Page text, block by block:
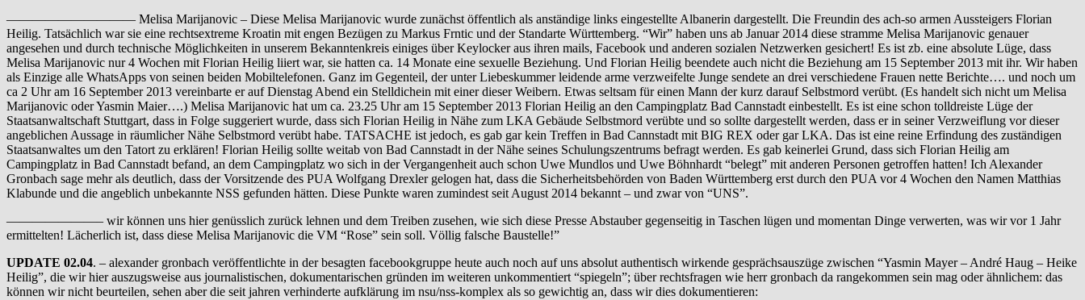
—————————— Melisa Marijanovic – Diese Melisa Marijanovic wurde zunächst öffentlich als anständige links eingestellte Albanerin dargestellt. Die Freundin des ach-so armen Aussteigers Florian
Heilig. Tatsächlich war sie eine rechtsextreme Kroatin mit engen Bezügen zu Markus Frntic und der Standarte Württemberg. “Wir” haben uns ab Januar 2014 diese stramme Melisa Marijanovic genauer
angesehen und durch technische Möglichkeiten in unserem Bekanntenkreis einiges über Keylocker aus ihren mails, Facebook und anderen sozialen Netzwerken gesichert! Es ist zb. eine absolute Lüge, dass
Melisa Marijanovic nur 4 Wochen mit Florian Heilig liiert war, sie hatten ca. 14 Monate eine sexuelle Beziehung. Und Florian Heilig beendete auch nicht die Beziehung am 15 September 2013 mit ihr. Wir haben
als Einzige alle WhatsApps von seinen beiden Mobiltelefonen. Ganz im Gegenteil, der unter Liebeskummer leidende arme verzweifelte Junge sendete an drei verschiedene Frauen nette Berichte…. und noch um
ca 2 Uhr am 16 September 2013 vereinbarte er auf Dienstag Abend ein Stelldichein mit einer dieser Weibern. Etwas seltsam für einen Mann der kurz darauf Selbstmord verübt. (Es handelt sich nicht um Melisa
Marijanovic oder Yasmin Maier….) Melisa Marijanovic hat um ca. 23.25 Uhr am 15 September 2013 Florian Heilig an den Campingplatz Bad Cannstadt einbestellt. Es ist eine schon tolldreiste Lüge der
Staatsanwaltschaft Stuttgart, dass in Folge suggeriert wurde, dass sich Florian Heilig in Nähe zum LKA Gebäude Selbstmord verübte und so sollte dargestellt werden, dass er in seiner Verzweiflung vor dieser
angeblichen Aussage in räumlicher Nähe Selbstmord verübt habe. TATSACHE ist jedoch, es gab gar kein Treffen in Bad Cannstadt mit BIG REX oder gar LKA. Das ist eine reine Erfindung des zuständigen
Staatsanwaltes um den Tatort zu erklären! Florian Heilig sollte weitab von Bad Cannstadt in der Nähe seines Schulungszentrums befragt werden. Es gab keinerlei Grund, dass sich Florian Heilig am
Campingplatz in Bad Cannstadt befand, an dem Campingplatz wo sich in der Vergangenheit auch schon Uwe Mundlos und Uwe Böhnhardt “belegt” mit anderen Personen getroffen hatten! Ich Alexander
Gronbach sage mehr als deutlich, dass der Vorsitzende des PUA Wolfgang Drexler gelogen hat, dass die Sicherheitsbehörden von Baden Württemberg erst durch den PUA vor 4 Wochen den Namen Matthias
Klabunde und die angeblich unbekannte NSS gefunden hätten. Diese Punkte waren zumindest seit August 2014 bekannt – und zwar von “UNS”.
———————– wir können uns hier genüsslich zurück lehnen und dem Treiben zusehen, wie sich diese Presse Abstauber gegenseitig in Taschen lügen und momentan Dinge verwerten, was wir vor 1 Jahr
ermittelten! Lächerlich ist, dass diese Melisa Marijanovic die VM “Rose” sein soll. Völlig falsche Baustelle!”
UPDATE 02.04. – alexander gronbach veröffentlichte in der besagten facebookgruppe heute auch noch auf uns absolut authentisch wirkende gesprächsauszüge zwischen “Yasmin Mayer – André Haug – Heike
Heilig”, die wir hier auszugsweise aus journalistischen, dokumentarischen gründen im weiteren unkommentiert “spiegeln”; über rechtsfragen wie herr gronbach da rangekommen sein mag oder ähnlichem: das
können wir nicht beurteilen, sehen aber die seit jahren verhinderte aufklärung im nsu/nss-komplex als so gewichtig an, dass wir dies dokumentieren: